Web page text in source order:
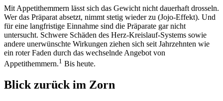
Mit Appetithemmern lässt sich das Gewicht nicht dauerhaft drosseln.
Wer das Präparat absetzt, nimmt stetig wieder zu (Jojo-Effekt). Und
für eine langfristige Einnahme sind die Präparate gar nicht
untersucht. Schwere Schäden des Herz-Kreislauf-Systems sowie
andere unerwünschte Wirkungen ziehen sich seit Jahrzehnten wie
ein roter Faden durch das wechselnde Angebot von
Appetithemmern.1 Bis heute.
Blick zurück im Zorn